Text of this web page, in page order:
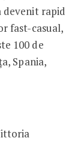
devenit rapid
fast-casual,
100 de
Spania,